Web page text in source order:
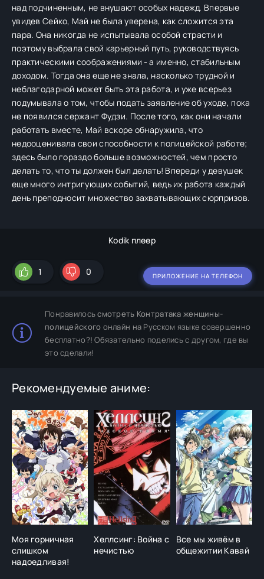
над подчиненным, не внушают особых надежд. Впервые
увидев Сейко, Май не была уверена, как сложится эта
пара. Она никогда не испытывала особой страсти и
поэтому выбрала свой карьерный путь, руководствуясь
практическими соображениями - а именно, стабильным
доходом. Тогда она еще не знала, насколько трудной и
неблагодарной может быть эта работа, и уже всерьез
подумывала о том, чтобы подать заявление об уходе, пока
не появился сержант Фудзи. После того, как они начали
работать вместе, Май вскоре обнаружила, что
недооценивала свои способности к полицейской работе;
здесь было гораздо больше возможностей, чем просто
делать то, что ты должен был делать! Впереди у девушек
еще много интригующих событий, ведь их работа каждый
день преподносит множество захватывающих сюрпризов.
Kodik плеер
1 0 ПРИЛОЖЕНИЕ НА ТЕЛЕФОН
Понравилосьсмотреть Контратака женщины-
полицейского онлайн на Русском языке совершенно
бесплатно?! Обязательно поделись с другом, где вы
это сделали!
Рекомендуемые аниме:
Моя горничная
слишком
надоедливая!
Хеллсинг: Война с
нечистью
Все мы живём в
общежитии Кавай